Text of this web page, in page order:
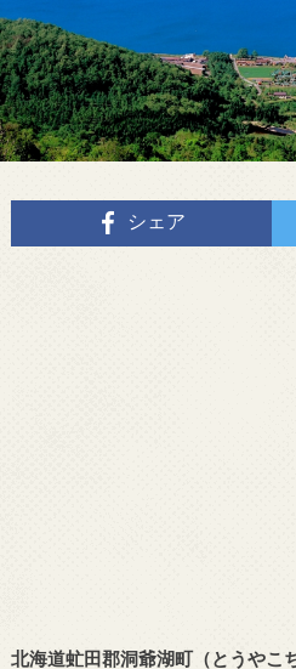
シェア
北海道虻田郡洞爺湖町（とうやこ